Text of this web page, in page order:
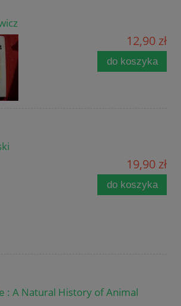
12,90 zł
do koszyka
19,90 zł
do koszyka
: A Natural History of Animal